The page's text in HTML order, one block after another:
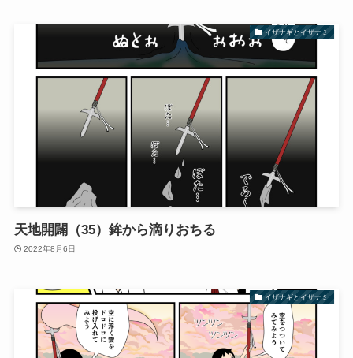
イザナギとイザナミ
天地開闢（35）鉾から滴りおちる
2022年8月6日
イザナギとイザナミ